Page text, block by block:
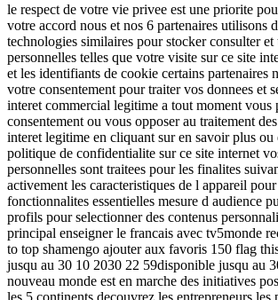
le respect de votre vie privee est une priorite
votre accord nous et nos 6 partenaires utilisons
technologies similaires pour stocker consulter et
personnelles telles que votre visite sur ce site
et les identifiants de cookie certains partenaires
votre consentement pour traiter vos donnees et
interet commercial legitime a tout moment vous
consentement ou vous opposer au traitement
interet legitime en cliquant sur en savoir plus ou
politique de confidentialite sur ce site internet
personnelles sont traitees pour les finalites
activement les caracteristiques de l appareil
fonctionnalites essentielles mesure d audience
profils pour selectionner des contenus
principal enseigner le francais avec tv5monde
to top shamengo ajouter aux favoris 150 flag
jusqu au 30 10 2030 22 59disponible jusqu au
nouveau monde est en marche des initiatives
les 5 continents decouvrez les entrepreneurs les